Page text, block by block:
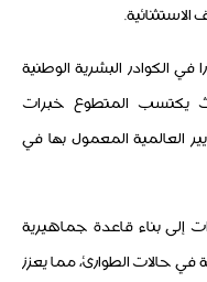
الكوادر البشرية الوطنية
يكتسب المتطوع خبرات
العالمية المعمول بها في
إلى بناء قاعدة جماهيرية
حالات الطوارئ، مما يعزز